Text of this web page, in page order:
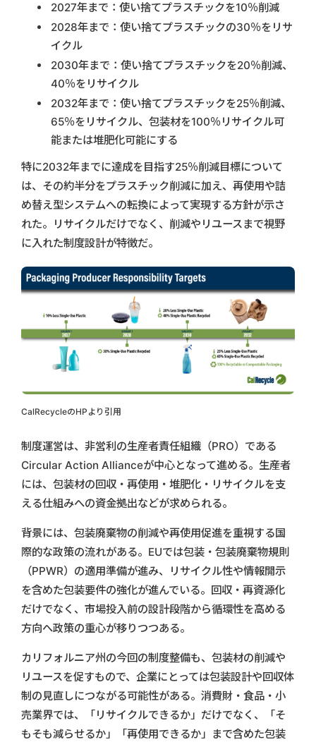
2027年まで：使い捨てプラスチックを10％削減
2028年まで：使い捨てプラスチックの30％をリサ
イクル
2030年まで：使い捨てプラスチックを20％削減、
40％をリサイクル
2032年まで：使い捨てプラスチックを25％削減、
65％をリサイクル、包装材を100％リサイクル可
能または堆肥化可能にする
特に2032年までに達成を目指す25％削減目標について
は、その約半分をプラスチック削減に加え、再使用や詰
め替え型システムへの転換によって実現する方針が示さ
れた。リサイクルだけでなく、削減やリユースまで視野
に入れた制度設計が特徴だ。
CalRecycleのHPより引用
制度運営は、非営利の生産者責任組織（PRO）である
Circular Action Allianceが中心となって進める。生産者
には、包装材の回収・再使用・堆肥化・リサイクルを支
える仕組みへの資金拠出などが求められる。
背景には、包装廃棄物の削減や再使用促進を重視する国
際的な政策の流れがある。EUでは包装・包装廃棄物規則
（PPWR）の適用準備が進み、リサイクル性や情報開示
を含めた包装要件の強化が進んでいる。回収・再資源化
だけでなく、市場投入前の設計段階から循環性を高める
方向へ政策の重心が移りつつある。
カリフォルニア州の今回の制度整備も、包装材の削減や
リユースを促すもので、企業にとっては包装設計や回収体
制の見直しにつながる可能性がある。消費財・食品・小
売業界では、「リサイクルできるか」だけでなく、「そ
もそも減らせるか」「再使用できるか」まで含めた包装